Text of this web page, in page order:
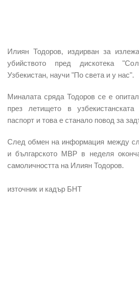
Илиян Тодоров, издирван за
убийството пред дискотека
Узбекистан, научи "По света и у нас".
Миналата сряда Тодоров се е
през летището в
паспорт и това е станало повод за
След обмен на информация между
и българското МВР в неделя
самоличността на Илиян Тодоров.
източник и кадър БНТ